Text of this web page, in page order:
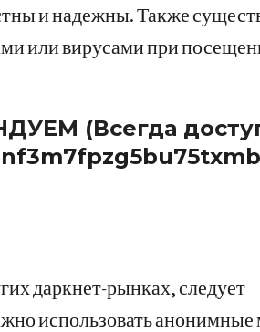
и надежны. Также
или вирусами при
(Всегда
даркнет-рынках, следует
использовать